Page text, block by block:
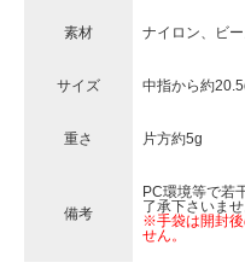
素材 ナイロン、ビ
サイズ 中指から約
重さ 片方約5g
備考
PC環境等で若
了承下さいませ
※手袋は開封後
せん。